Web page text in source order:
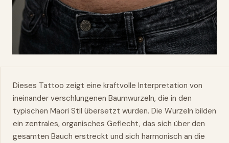
Dieses Tattoo zeigt eine kraftvolle Interpretation von
ineinander verschlungenen Baumwurzeln, die in den
typischen Maori Stil übersetzt wurden. Die Wurzeln bilden
ein zentrales, organisches Geflecht, das sich über den
gesamten Bauch erstreckt und sich harmonisch an die